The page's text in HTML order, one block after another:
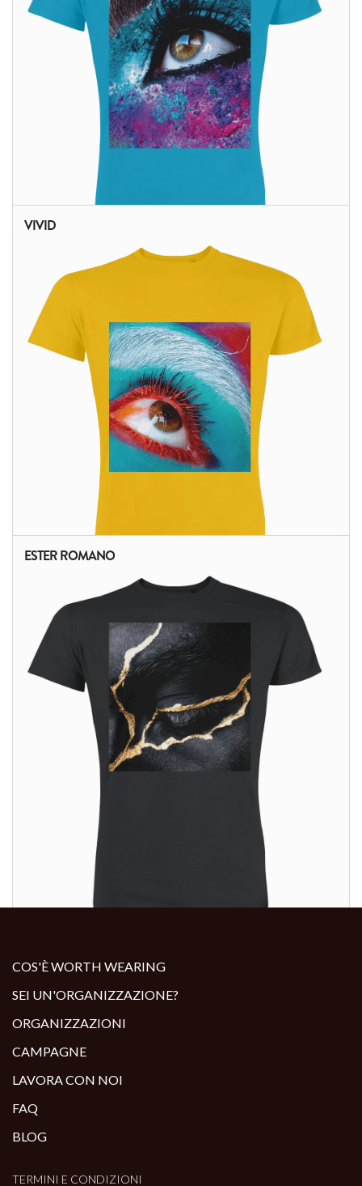
ALTRI PRODOTTI:
VIVID
ALTRI PRODOTTI:
ESTER ROMANO
COS'È WORTH WEARING
SEI UN'ORGANIZZAZIONE?
ORGANIZZAZIONI
CAMPAGNE
LAVORA CON NOI
FAQ
BLOG
TERMINI E CONDIZIONI